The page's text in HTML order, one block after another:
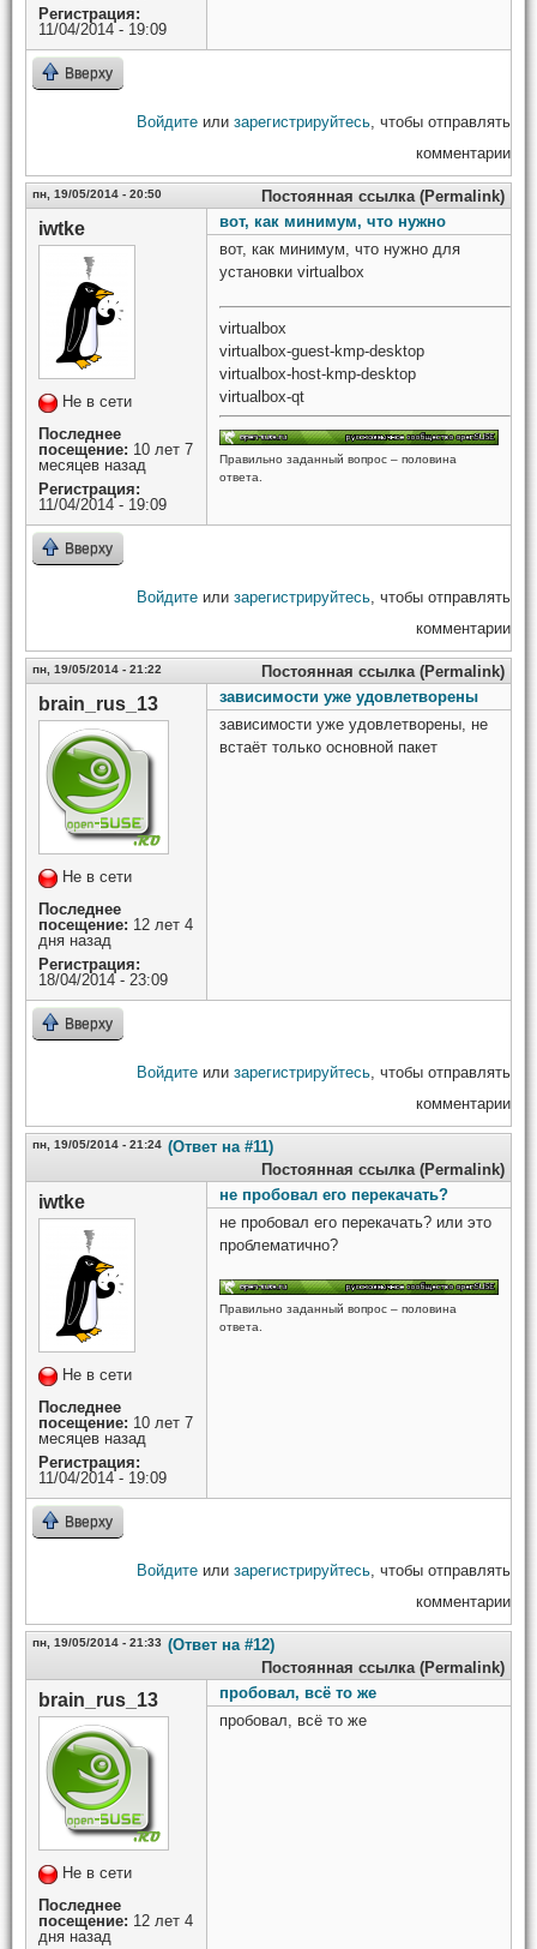
Регистрация:
11/04/2014 - 19:09
Вверху
Войдите или зарегистрируйтесь , чтобы отправлять
комментарии
пн, 19/05/2014 - 20:50 Постоянная ссылка (Permalink)
iwtke
Не в сети
Последнее
посещение: 10 лет 7
месяцев назад
Регистрация:
11/04/2014 - 19:09
вот, как минимум, что нужно
вот, как минимум, что нужно для
установки virtualbox
virtualbox
virtualbox-guest-kmp-desktop
virtualbox-host-kmp-desktop
virtualbox-qt
Правильно заданный вопрос – половина
ответа.
Вверху
Войдите или зарегистрируйтесь , чтобы отправлять
комментарии
пн, 19/05/2014 - 21:22 Постоянная ссылка (Permalink)
brain_rus_13
Не в сети
Последнее
посещение: 12 лет 4
дня назад
Регистрация:
18/04/2014 - 23:09
зависимости уже удовлетворены
зависимости уже удовлетворены, не
встаёт только основной пакет
Вверху
Войдите или зарегистрируйтесь , чтобы отправлять
комментарии
пн, 19/05/2014 - 21:24 (Ответ на #11)
Постоянная ссылка (Permalink)
iwtke
Не в сети
Последнее
посещение: 10 лет 7
месяцев назад
Регистрация:
11/04/2014 - 19:09
не пробовал его перекачать?
не пробовал его перекачать? или это
проблематично?
Правильно заданный вопрос – половина
ответа.
Вверху
Войдите или зарегистрируйтесь , чтобы отправлять
комментарии
пн, 19/05/2014 - 21:33 (Ответ на #12)
Постоянная ссылка (Permalink)
brain_rus_13
Не в сети
Последнее
посещение: 12 лет 4
дня назад
пробовал, всё то же
пробовал, всё то же